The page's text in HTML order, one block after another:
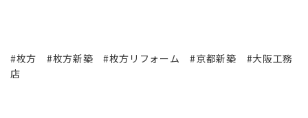
#枚方 #枚方新築 #枚方リフォーム #京都新築 #大阪工務
店